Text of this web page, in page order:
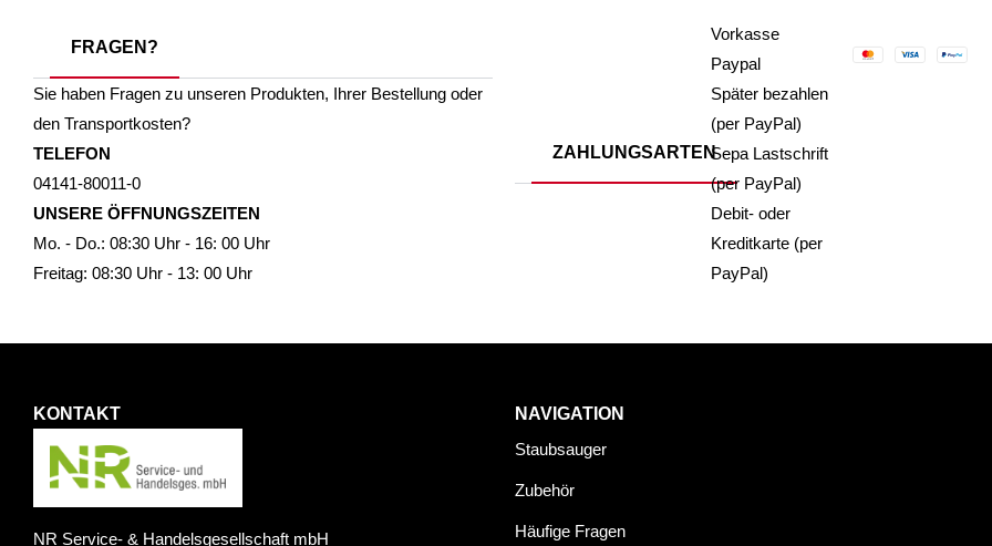
FRAGEN?
Sie haben Fragen zu unseren Produkten, Ihrer Bestellung oder
den Transportkosten?
TELEFON
04141-80011-0
UNSERE ÖFFNUNGSZEITEN
Mo. - Do.: 08:30 Uhr - 16: 00 Uhr
Freitag: 08:30 Uhr - 13: 00 Uhr
ZAHLUNGSARTEN
Vorkasse
Paypal
Später bezahlen
(per PayPal)
Sepa Lastschrift
(per PayPal)
Debit- oder
Kreditkarte (per
PayPal)
KONTAKT
NR Service- & Handelsgesellschaft mbH
NAVIGATION
Staubsauger
Zubehör
Häufige Fragen